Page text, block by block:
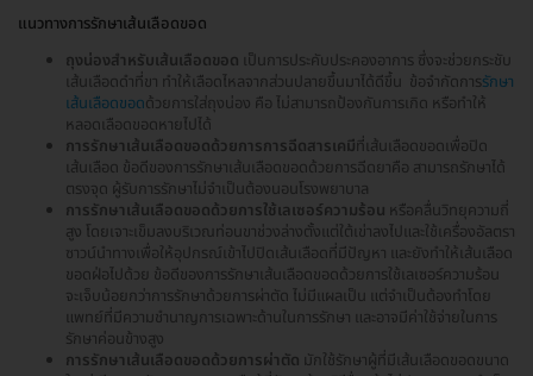
แนวทางการรักษาเส้นเลือดขอด
ถุงน่องสำหรับเส้นเลือดขอด เป็นการประคับประคองอาการ ซึ่งจะช่วยกระชับ
เส้นเลือดดำที่ขา ทำให้เลือดไหลจากส่วนปลายขึ้นมาได้ดีขึ้น ข้อจำกัดการรักษา
เส้นเลือดขอดด้วยการใส่ถุงน่อง คือ ไม่สามารถป้องกันการเกิด หรือทำให้
หลอดเลือดขอดหายไปได้
การรักษาเส้นเลือดขอดด้วยการการฉีดสารเคมีที่เส้นเลือดขอดเพื่อปิด
เส้นเลือด ข้อดีของการรักษาเส้นเลือดขอดด้วยการฉีดยาคือ สามารถรักษาได้
ตรงจุด ผู้รับการรักษาไม่จำเป็นต้องนอนโรงพยาบาล
การรักษาเส้นเลือดขอดด้วยการใช้เลเซอร์ความร้อน หรือคลื่นวิทยุความถี่
สูง โดยเจาะเข็มลงบริเวณท่อนขาช่วงล่างตั้งแต่ใต้เข่าลงไปและใช้เครื่องอัลตรา
ซาวน์นำทางเพื่อให้อุปกรณ์เข้าไปปิดเส้นเลือดที่มีปัญหา และยังทำให้เส้นเลือด
ขอดฝ่อไปด้วย ข้อดีของการรักษาเส้นเลือดขอดด้วยการใช้เลเซอร์ความร้อน
จะเจ็บน้อยกว่าการรักษาด้วยการผ่าตัด ไม่มีแผลเป็น แต่จำเป็นต้องทำโดย
แพทย์ที่มีความชำนาญการเฉพาะด้านในการรักษา และอาจมีค่าใช้จ่ายในการ
รักษาค่อนข้างสูง
การรักษาเส้นเลือดขอดด้วยการผ่าตัด มักใช้รักษาผู้ที่มีเส้นเลือดขอดขนาด